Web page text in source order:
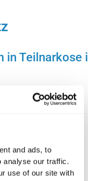
and ads, to
analyse our traffic.
use of our site with
in Teilnarkose